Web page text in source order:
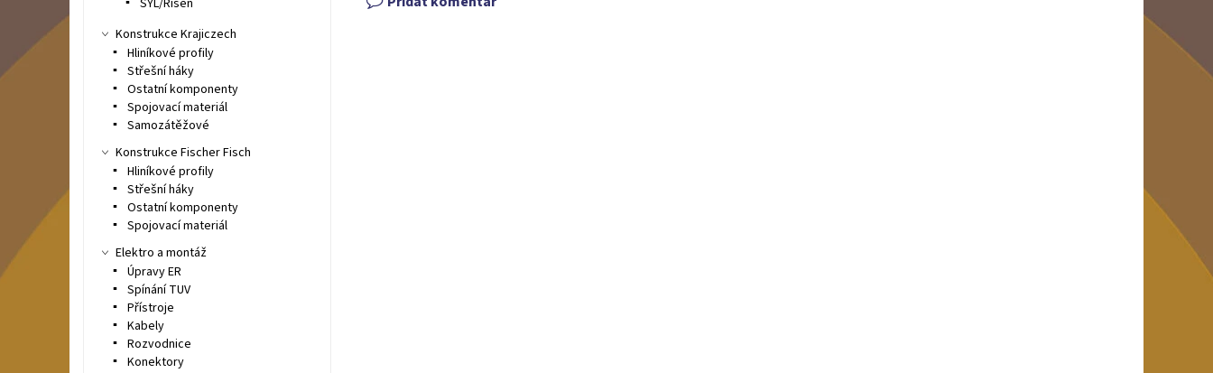
Konstrukce Krajiczech
Hliníkové profily
Střešní háky
Ostatní komponenty
Spojovací materiál
Samozátěžové
Konstrukce Fischer Fisch
Hliníkové profily
Střešní háky
Ostatní komponenty
Spojovací materiál
Elektro a montáž
Úpravy ER
Spínání TUV
Přístroje
Kabely
Rozvodnice
Konektory